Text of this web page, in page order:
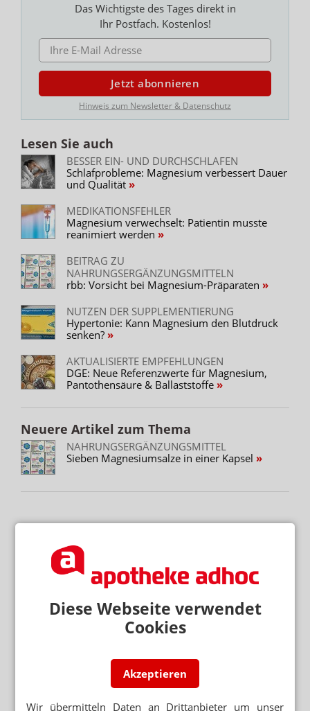
Diese Webseite verwendet
Cookies
Akzeptieren
Wir übermitteln Daten an Drittanbieter um unser
Das Wichtigste des Tages direkt in
Ihr Postfach. Kostenlos!
E-MAIL ADRESSE
Jetzt abonnieren
Hinweis zum Newsletter & Datenschutz
Lesen Sie auch
BESSER EIN- UND DURCHSCHLAFEN
Schlafprobleme: Magnesium verbessert Dauer
und Qualität
MEDIKATIONSFEHLER
Magnesium verwechselt: Patientin musste
reanimiert werden
BEITRAG ZU
NAHRUNGSERGÄNZUNGSMITTELN
rbb: Vorsicht bei Magnesium-Präparaten
NUTZEN DER SUPPLEMENTIERUNG
Hypertonie: Kann Magnesium den Blutdruck
senken?
AKTUALISIERTE EMPFEHLUNGEN
DGE: Neue Referenzwerte für Magnesium,
Pantothensäure & Ballaststoffe
Neuere Artikel zum Thema
NAHRUNGSERGÄNZUNGSMITTEL
Sieben Magnesiumsalze in einer Kapsel
ZEITUNG ERKLÄRT VOR-ORT-PREISE
FAS: „Online-Apotheken sind nicht immer günstig“
Temu verkauft Sonnencreme ohne Filter
STIFTUNG WARENTEST
Mehr aus Ressort
NEM FÜR ERWACHSENDE VERABREICHT